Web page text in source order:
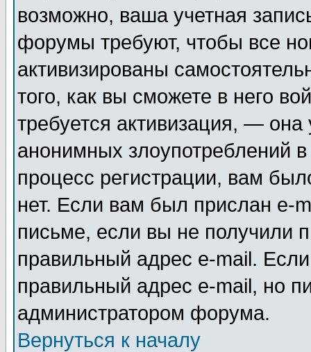
возможно, ваша учетная
форумы требуют, чтобы все
активизированы
того, как вы сможете в него
требуется активизация, —
анонимных злоупотреблений
процесс регистрации, вам
нет. Если вам был прислан e-
письме, если вы не получили
правильный адрес e-mail.
правильный адрес e-mail, но
администратором форума.
Вернуться к началу